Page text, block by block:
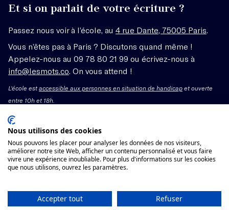
Et si on parlait de votre écriture ?
Passez nous voir à l’école, au 4 rue Dante, 75005 Paris.
Vous n’êtes pas à Paris ? Discutons quand même !
Appelez-nous au 09 78 80 21 99 ou écrivez-nous à
info@lesmots.co. On vous attend !
L'école estaccessible aux personnes en situation de handicap et ouverte
entre 10h et 18h.
Mentions légales – CGV
Organisme de formation enregistré sous le numéro
11755662775 auprès du préfet de région Île-de-France.
Voir les conditions générales de vente
Nous utilisons des cookies
Nous pouvons les placer pour analyser les données de nos visiteurs,
améliorer notre site Web, afficher un contenu personnalisé et vous faire
vivre une expérience inoubliable. Pour plus d'informations sur les cookies
que nous utilisons, ouvrez les paramètres.
Accepter tout Refuser